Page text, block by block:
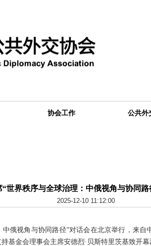
协会工作 公共外
世界秩序与全球治理：中俄视角与协同
2025-12-10 11:12:00
中俄视角与协同路径”对话会在北京举行，来
基金会理事会主席安德烈·贝斯特里茨基致开幕